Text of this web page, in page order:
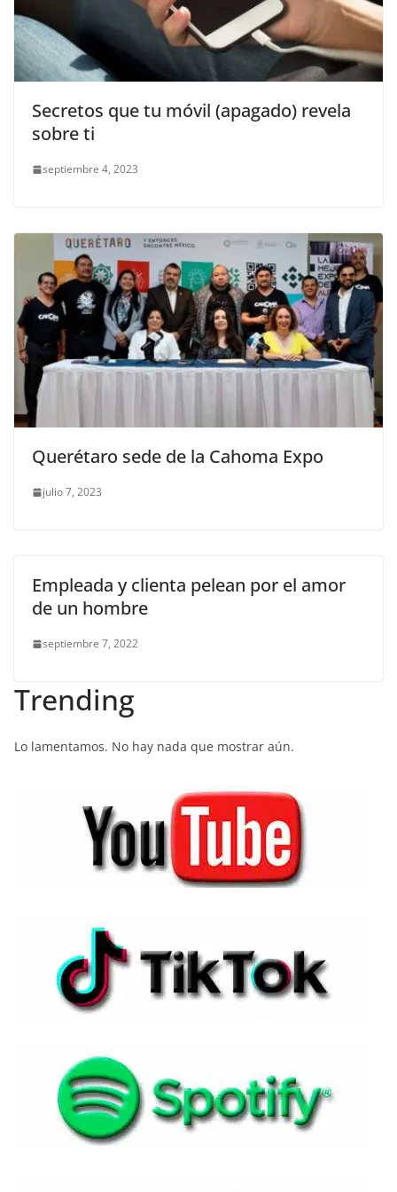
Secretos que tu móvil (apagado) revela
sobre ti
septiembre 4, 2023
Querétaro sede de la Cahoma Expo
julio 7, 2023
Empleada y clienta pelean por el amor
de un hombre
septiembre 7, 2022
Trending
Lo lamentamos. No hay nada que mostrar aún.